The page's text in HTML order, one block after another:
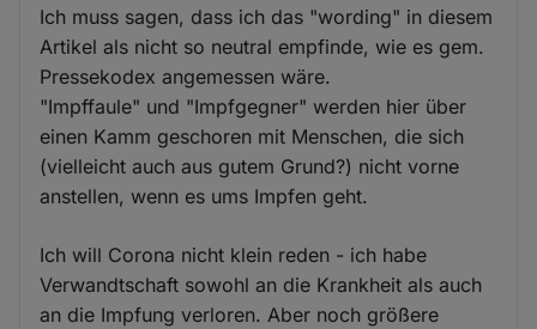
Ich muss sagen, dass ich das "wording" in diesem
Artikel als nicht so neutral empfinde, wie es gem.
Pressekodex angemessen wäre.
"Impffaule" und "Impfgegner" werden hier über
einen Kamm geschoren mit Menschen, die sich
(vielleicht auch aus gutem Grund?) nicht vorne
anstellen, wenn es ums Impfen geht.
Ich will Corona nicht klein reden - ich habe
Verwandtschaft sowohl an die Krankheit als auch
an die Impfung verloren. Aber noch größere